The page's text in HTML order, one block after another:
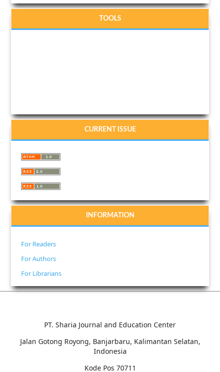
TOOLS
CURRENT ISSUE
INFORMATION
For Readers
For Authors
For Librarians
PT. Sharia Journal and Education Center
Jalan Gotong Royong, Banjarbaru, Kalimantan Selatan,
Indonesia
Kode Pos 70711